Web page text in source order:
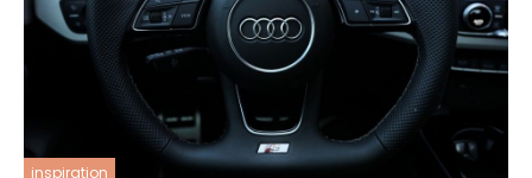
inspiration